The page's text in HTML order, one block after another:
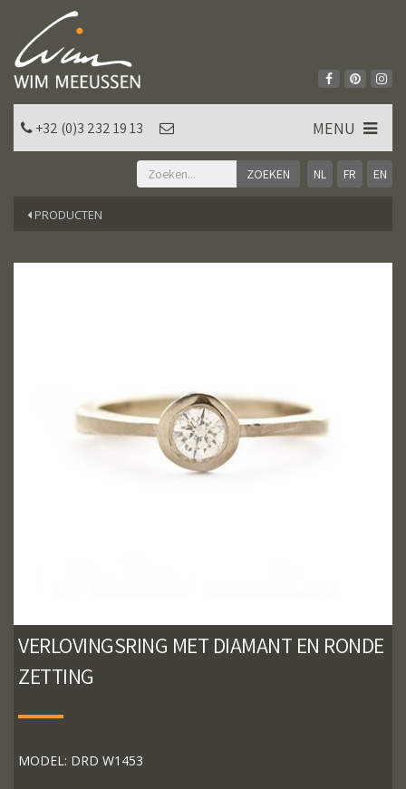
NL FR EN
+32 (0)3 232 19 13 MENU
PRODUCTEN
VERLOVINGSRING MET DIAMANT EN RONDE
ZETTING
MODEL: DRD W1453